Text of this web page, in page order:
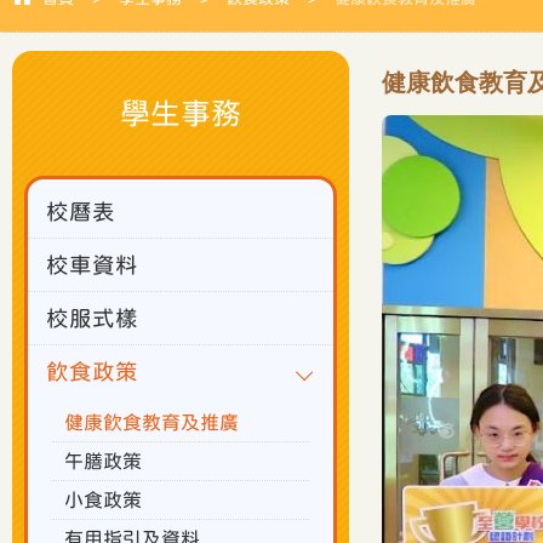
健康飲食教育
學生事務
校曆表
校車資料
校服式樣
飲食政策
健康飲食教育及推廣
午膳政策
小食政策
有用指引及資料